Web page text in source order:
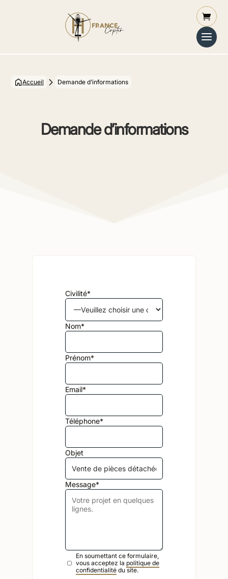
Accueil Demande d’informations
Demande d’informations
Civilité*
Nom*
Prénom*
Email*
Téléphone*
Objet
Message*
En soumettant ce formulaire,
vous acceptez la politique de
confidentialitédu site.
Alternative: